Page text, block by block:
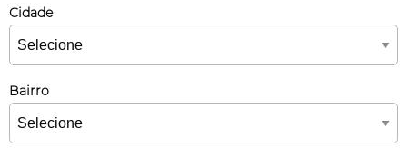
Cidade
Bairro